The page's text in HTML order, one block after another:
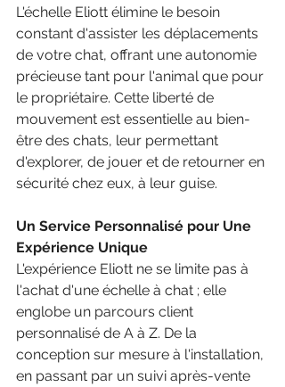
L'échelle Eliott élimine le besoin
constant d'assister les déplacements
de votre chat, offrant une autonomie
précieuse tant pour l'animal que pour
le propriétaire. Cette liberté de
mouvement est essentielle au bien-
être des chats, leur permettant
d'explorer, de jouer et de retourner en
sécurité chez eux, à leur guise.
Un Service Personnalisé pour Une
Expérience Unique
L'expérience Eliott ne se limite pas à
l'achat d'une échelle à chat ; elle
englobe un parcours client
personnalisé de A à Z. De la
conception sur mesure à l'installation,
en passant par un suivi après-vente